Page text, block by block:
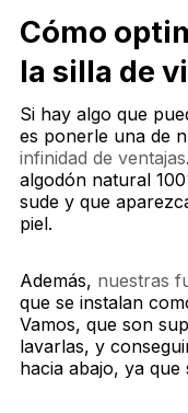
Cómo
la silla de
Si hay algo que
es ponerle una de
infinidad de ventajas
algodón natural
sude y que
piel.
Además, nuestras
que se instalan
Vamos, que son
lavarlas, y
hacia abajo, ya